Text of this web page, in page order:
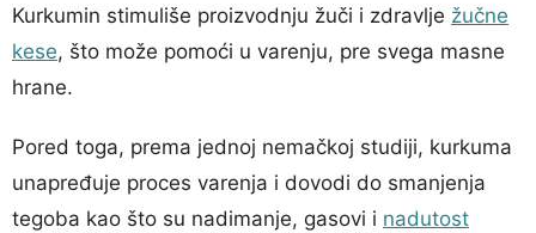
Kurkumin stimuliše proizvodnju žuči i zdravlje žučne
kese, što može pomoći u varenju, pre svega masne
hrane.
Pored toga, prema jednoj nemačkoj studiji, kurkuma
unapređuje proces varenja i dovodi do smanjenja
tegoba kao što su nadimanje, gasovi i nadutost